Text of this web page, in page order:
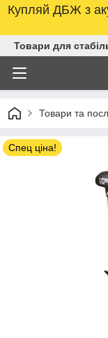
Купляй ДБЖ з
Товари для
Товари та
Спец ціна!